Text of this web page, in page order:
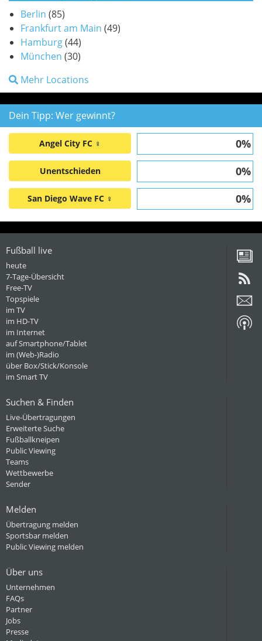
Berlin (85)
Frankfurt am Main (49)
Hamburg(44)
München (30)
Mehr Locations
Dein Tipp: Wer gewinnt?
Angel City FC ♀ 0%
Unentschieden 0%
San Diego Wave FC ♀ 0%
Fußball live
heute
7-Tage-Übersicht
Free-TV
Topspiele
im TV
im HD-TV
im Internet
auf Smartphone/Tablet
im (Web-)Radio
über Box/Stick/Konsole
im Smart TV
Suchen & Finden
Live-Übertragungen
Erweiterte Suche
Fußballkneipen
Public Viewing
Teams
Wettbewerbe
Sender
Melden
Übertragung melden
Sportsbar melden
Public Viewing melden
Über uns
Unternehmen
FAQs
Partner
Jobs
Presse